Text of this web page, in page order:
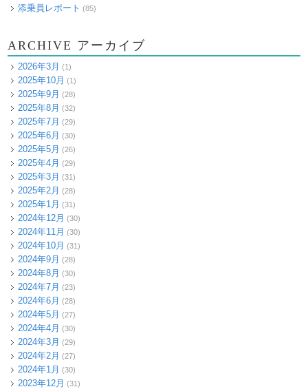
添乗員レポート (85)
ARCHIVE アーカイブ
2026年3月 (1)
2025年10月 (1)
2025年9月 (28)
2025年8月 (32)
2025年7月 (29)
2025年6月 (30)
2025年5月 (26)
2025年4月 (29)
2025年3月 (31)
2025年2月 (28)
2025年1月 (31)
2024年12月 (30)
2024年11月 (30)
2024年10月 (31)
2024年9月 (28)
2024年8月 (30)
2024年7月 (23)
2024年6月 (28)
2024年5月 (27)
2024年4月 (30)
2024年3月 (29)
2024年2月 (27)
2024年1月 (30)
2023年12月 (31)